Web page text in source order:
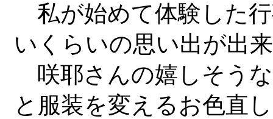
私が始めて体験した
いくらいの思い出が出
咲耶さんの嬉しそう
と服装を変えるお色直